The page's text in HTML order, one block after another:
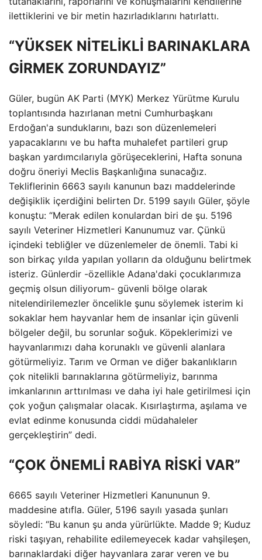
ilettiklerini ve bir metin hazırladıklarını hatırlattı.
“YÜKSEK NİTELİKLİ BARINAKLARA
GİRMEK ZORUNDAYIZ”
Güler, bugün AK Parti (MYK) Merkez Yürütme Kurulu
toplantısında hazırlanan metni Cumhurbaşkanı
Erdoğan'a sunduklarını, bazı son düzenlemeleri
yapacaklarını ve bu hafta muhalefet partileri grup
başkan yardımcılarıyla görüşeceklerini, Hafta sonuna
doğru öneriyi Meclis Başkanlığına sunacağız.
Tekliflerinin 6663 sayılı kanunun bazı maddelerinde
değişiklik içerdiğini belirten Dr. 5199 sayılı Güler, şöyle
konuştu: “Merak edilen konulardan biri de şu. 5196
sayılı Veteriner Hizmetleri Kanunumuz var. Çünkü
içindeki tebliğler ve düzenlemeler de önemli. Tabi ki
son birkaç yılda yapılan yolların da olduğunu belirtmek
isteriz. Günlerdir -özellikle Adana'daki çocuklarımıza
geçmiş olsun diliyorum- güvenli bölge olarak
nitelendirilemezler öncelikle şunu söylemek isterim ki
sokaklar hem hayvanlar hem de insanlar için güvenli
bölgeler değil, bu sorunlar soğuk. Köpeklerimizi ve
hayvanlarımızı daha korunaklı ve güvenli alanlara
götürmeliyiz. Tarım ve Orman ve diğer bakanlıkların
çok nitelikli barınaklarına götürmeliyiz, barınma
imkanlarının arttırılması ve daha iyi hale getirilmesi için
çok yoğun çalışmalar olacak. Kısırlaştırma, aşılama ve
evlat edinme konusunda ciddi müdahaleler
gerçekleştirin” dedi.
“ÇOK ÖNEMLİ RABİYA RİSKİ VAR”
6665 sayılı Veteriner Hizmetleri Kanununun 9.
maddesine atıfla. Güler, 5196 sayılı yasada şunları
söyledi: “Bu kanun şu anda yürürlükte. Madde 9; Kuduz
riski taşıyan, rehabilite edilemeyecek kadar vahşileşen,
barınaklardaki diğer hayvanlara zarar veren ve bu